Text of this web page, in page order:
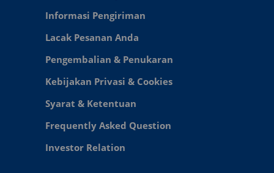
Informasi Pengiriman
Lacak Pesanan Anda
Pengembalian & Penukaran
Kebijakan Privasi & Cookies
Syarat & Ketentuan
Frequently Asked Question
Investor Relation